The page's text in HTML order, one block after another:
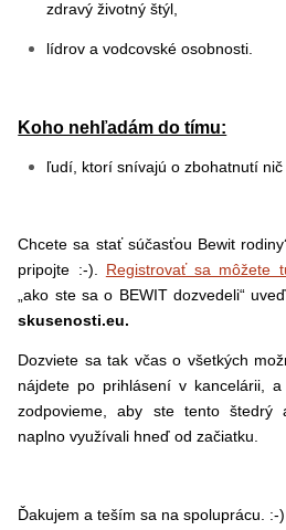
zdravý životný štýl,
lídrov a vodcovské osobnosti.
Koho nehľadám do tímu:
ľudí, ktorí snívajú o zbohatnutí nič
Chcete sa stať súčasťou Bewit
pripojte :-). Registrovať sa môžete
„ako ste sa o BEWIT dozvedeli“
skusenosti.eu.
Dozviete sa tak včas o všetkých
nájdete po prihlásení v kancelárii,
zodpovieme, aby ste tento štedrý
naplno využívali hneď od začiatku.
Ďakujem a teším sa na spoluprácu. :-)